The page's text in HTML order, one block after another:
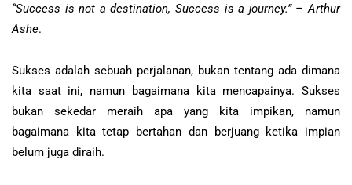
“Success is not a destination, Success is a journey.” – Arthur
Ashe.
Sukses adalah sebuah perjalanan, bukan tentang ada dimana
kita saat ini, namun bagaimana kita mencapainya. Sukses
bukan sekedar meraih apa yang kita impikan, namun
bagaimana kita tetap bertahan dan berjuang ketika impian
belum juga diraih.